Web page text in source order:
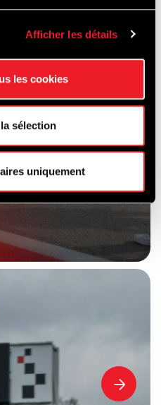
Afficher les détails
les cookies
sélection
uniquement